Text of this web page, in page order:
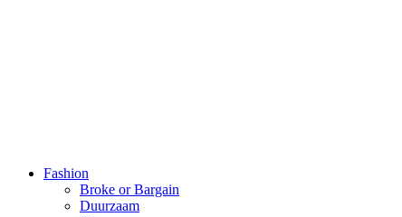
Fashion
Broke or Bargain
Duurzaam